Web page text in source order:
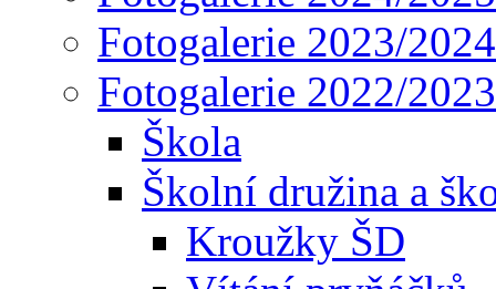
Fotogalerie 2023/2024
Fotogalerie 2022/2023
Škola
Školní družina a
Kroužky ŠD